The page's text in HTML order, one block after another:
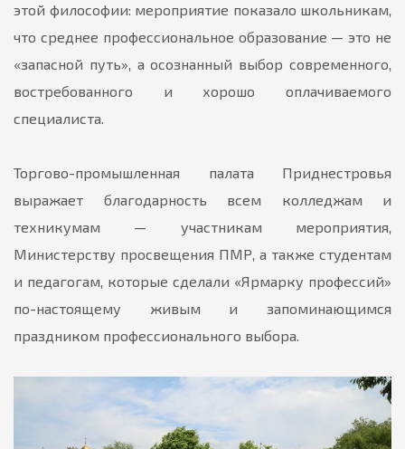
этой философии: мероприятие показало школьникам,
что среднее профессиональное образование — это не
«запасной путь», а осознанный выбор современного,
востребованного и хорошо оплачиваемого
специалиста.
Торгово-промышленная палата Приднестровья
выражает благодарность всем колледжам и
техникумам — участникам мероприятия,
Министерству просвещения ПМР, а также студентам
и педагогам, которые сделали «Ярмарку профессий»
по-настоящему живым и запоминающимся
праздником профессионального выбора.